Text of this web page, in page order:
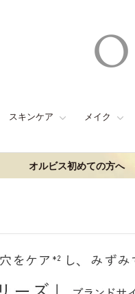
スキンケア メイク
オルビス初めての方へ